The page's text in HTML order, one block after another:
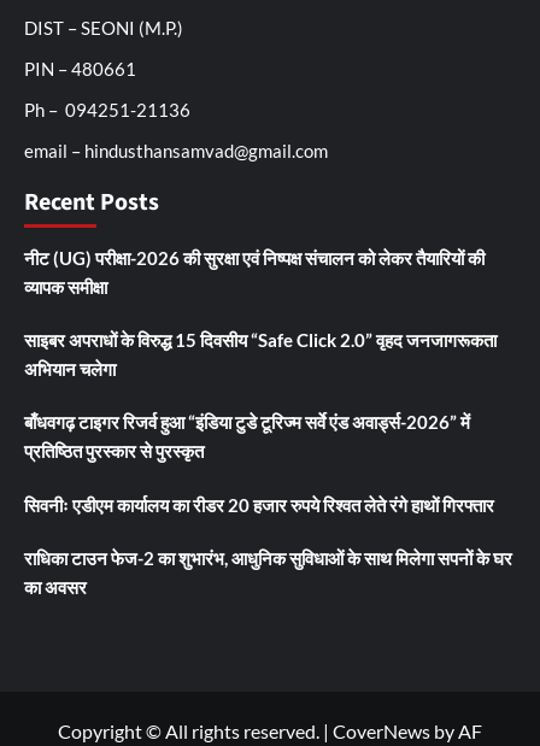
DIST – SEONI (M.P.)
PIN – 480661
Ph – 094251-21136
email – hindusthansamvad@gmail.com
Recent Posts
नीट (UG) परीक्षा-2026 की सुरक्षा एवं निष्पक्ष संचालन को लेकर तैयारियों की
व्यापक समीक्षा
साइबर अपराधों के विरुद्ध 15 दिवसीय “Safe Click 2.0” वृहद जनजागरूकता
अभियान चलेगा
बाँधवगढ़ टाइगर रिजर्व हुआ “इंडिया टुडे टूरिज्म सर्वे एंड अवार्ड्स-2026” में
प्रतिष्ठित पुरस्कार से पुरस्कृत
सिवनीः एडीएम कार्यालय का रीडर 20 हजार रुपये रिश्वत लेते रंगे हाथों गिरफ्तार
राधिका टाउन फेज-2 का शुभारंभ, आधुनिक सुविधाओं के साथ मिलेगा सपनों के घर
का अवसर
Copyright © All rights reserved. | CoverNews by AF